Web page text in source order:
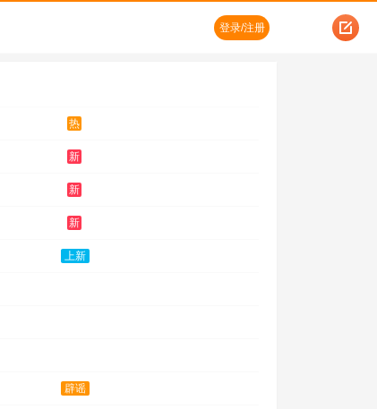
登录/注册
热
新
新
新
上新
辟谣